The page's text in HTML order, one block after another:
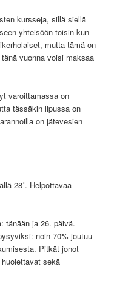
kursseja, sillä siellä
yhteisöön toisin kun
mutta tämä on
vuonna voisi maksaa
varoittamassa on
tässäkin lipussa on
on jätevesien
28˚. Helpottavaa
tänään ja 26. päivä.
noin 70% joutuu
Pitkät jonot
sekä